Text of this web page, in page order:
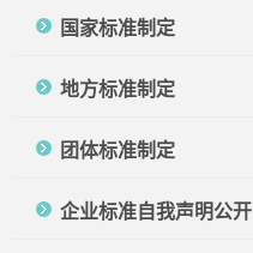
国家标准制定
地方标准制定
团体标准制定
企业标准自我声明公开